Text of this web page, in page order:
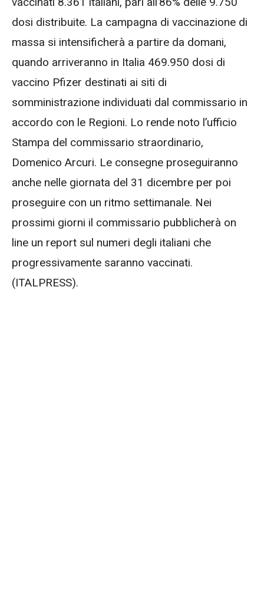
dosi distribuite. La campagna di vaccinazione di
massa si intensificherà a partire da domani,
quando arriveranno in Italia 469.950 dosi di
vaccino Pfizer destinati ai siti di
somministrazione individuati dal commissario in
accordo con le Regioni. Lo rende noto l’ufficio
Stampa del commissario straordinario,
Domenico Arcuri. Le consegne proseguiranno
anche nelle giornata del 31 dicembre per poi
proseguire con un ritmo settimanale. Nei
prossimi giorni il commissario pubblicherà on
line un report sul numeri degli italiani che
progressivamente saranno vaccinati.
(ITALPRESS).